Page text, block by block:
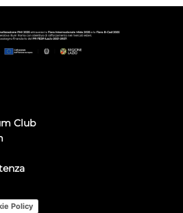
Club
Policy